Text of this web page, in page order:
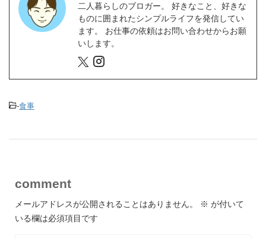
二人暮らしのブロガー。 好きなこと、好きな
ものに囲まれたシンプルライフを発信してい
ます。 お仕事の依頼はお問い合わせからお願
いします。
-食事
comment
メールアドレスが公開されることはありません。 ※ が付いて
いる欄は必須項目です